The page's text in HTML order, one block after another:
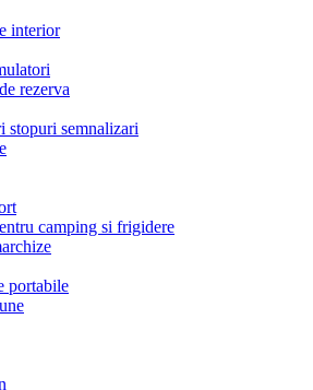
interior
rezerva
stopuri semnalizari
camping si frigidere
portabile